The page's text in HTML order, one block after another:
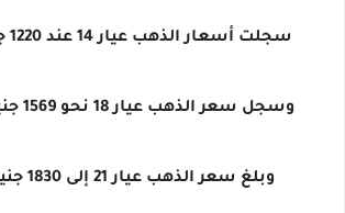
سجلت أسعار الذهب عيار 14 عند 1220 جنيها للجرام.
وسجل سعر الذهب عيار 18 نحو 1569 جنيهات للجرام.
وبلغ سعر الذهب عيار 21 إلى 1830 جنيها للجرام.